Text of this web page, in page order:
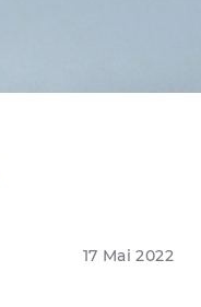
17 Mai 2022